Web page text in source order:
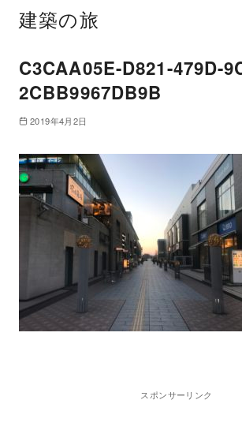
建築の旅
C3CAA05E-D821-479D-
2CBB9967DB9B
2019年4月2日
スポンサーリンク